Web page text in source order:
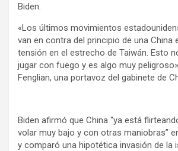
Biden.
«Los últimos movimientos
van en contra del principio de una China
tensión en el estrecho de Taiwán. Esto
jugar con fuego y es algo muy
Fenglian, una portavoz del gabinete de
Biden afirmó que China “ya está
volar muy bajo y con otras maniobras”
y comparó una hipotética invasión de la